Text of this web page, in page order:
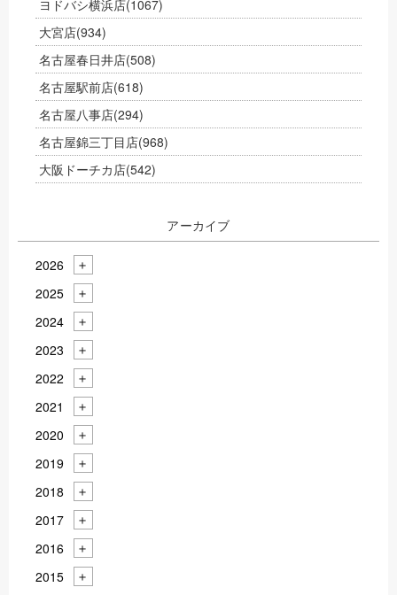
ヨドバシ横浜店(1067)
大宮店(934)
名古屋春日井店(508)
名古屋駅前店(618)
名古屋八事店(294)
名古屋錦三丁目店(968)
大阪ドーチカ店(542)
アーカイブ
2026
2025
2024
2023
2022
2021
2020
2019
2018
2017
2016
2015